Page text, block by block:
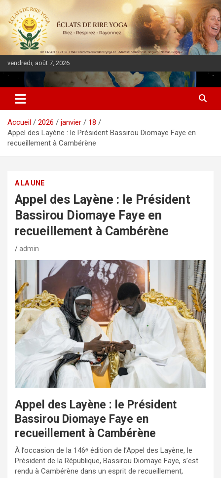
vendredi, août 7, 2026
DIASPORA PULSE
Accueil 2026 janvier
18
Appel des Layène : le Président Bassirou Diomaye Faye en
recueillement à Cambérène
A LA UNE
Appel des Layène : le Président
Bassirou Diomaye Faye en
recueillement à Cambérène
admin
Appel des Layène : le Président
Bassirou Diomaye Faye en
recueillement à Cambérène
À l’occasion de la 146ᵉ édition de l’Appel des Layène, le
Président de la République, Bassirou Diomaye Faye, s’est
rendu à Cambérène dans un esprit de recueillement,